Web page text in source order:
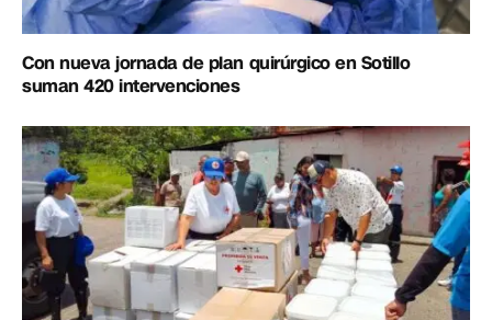
Con nueva jornada de plan quirúrgico en Sotillo
suman 420 intervenciones